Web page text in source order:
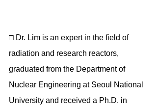
□ Dr. Lim is an expert in the field of
radiation and research reactors,
graduated from the Department of
Nuclear Engineering at Seoul National
University and received a Ph.D. in